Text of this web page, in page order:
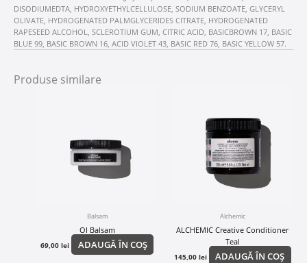
DISODIUMEDTA, HYDROXYETHYLCELLULOSE, SODIUM BENZOATE, GLYCERYL
OLIVATE, HYDROGENATED PALMGLYCERIDES CITRATE, HYDROGENATED
RAPESEED ALCOHOL, SCLEROTIUM GUM, CITRIC ACID, BASICBROWN 17, BASIC
BLUE 99, BASIC BROWN 16, ACID VIOLET 43, BASIC RED 76, BASIC YELLOW 57.
Produse similare
Balsam
OI Balsam
69,00lei ADAUGĂ ÎN COȘ
Alchemic
ALCHEMIC Creative Conditioner
Teal
145,00 lei ADAUGĂ ÎN COȘ